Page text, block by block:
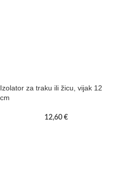
Izolator za traku ili žicu, vijak 12
cm
12,60 €